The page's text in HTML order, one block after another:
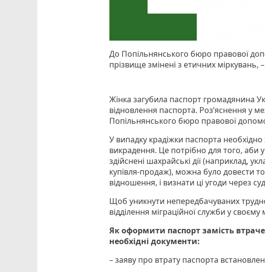
До Попільнянського бюро правової
прізвище змінені з етичних міркувань,
Жінка загубила паспорт громадянина
відновлення паспорта. Роз’яснення у
Попільнянського бюро правової
У випадку крадіжки паспорта необхідно
викрадення. Це потрібно для того, аби
здійснені шахрайські дії (наприклад,
купівля-продаж), можна було довести
відношення, і визнати ці угоди через
Щоб уникнути непередбачуваних
відділення міграційної служби у
Як оформити паспорт замість
необхідні документи:
– заяву про втрату паспорта